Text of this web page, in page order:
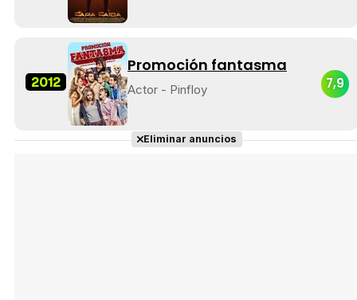
2012
Promoción fantasma
Actor - Pinfloy 7,9
Eliminar anuncios